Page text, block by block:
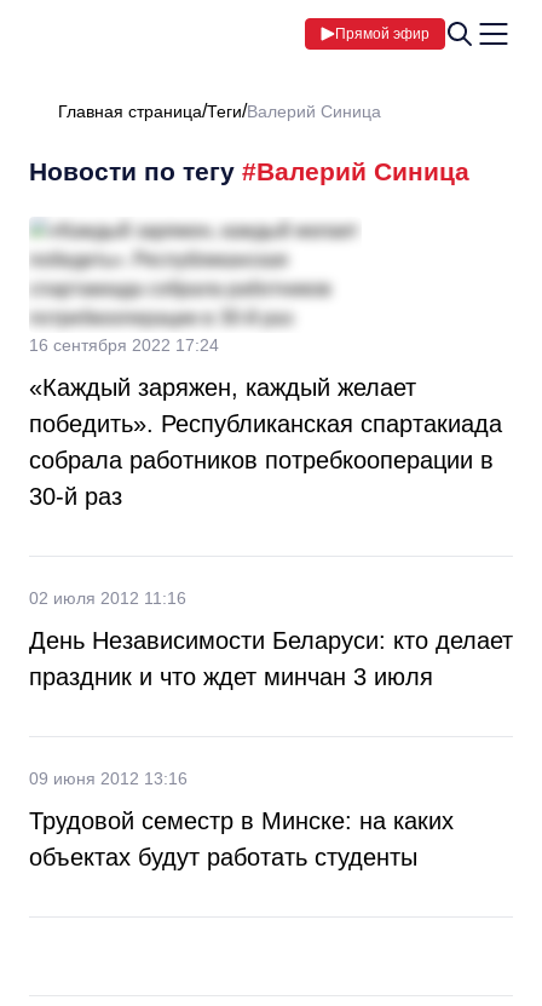
Прямой эфир
Главная страница Теги Валерий Синица
Новости по тегу #Валерий Синица
16 сентября 2022 17:24
«Каждый заряжен, каждый желает
победить». Республиканская спартакиада
собрала работников потребкооперации в
30-й раз
02 июля 2012 11:16
День Независимости Беларуси: кто делает
праздник и что ждет минчан 3 июля
09 июня 2012 13:16
Трудовой семестр в Минске: на каких
объектах будут работать студенты